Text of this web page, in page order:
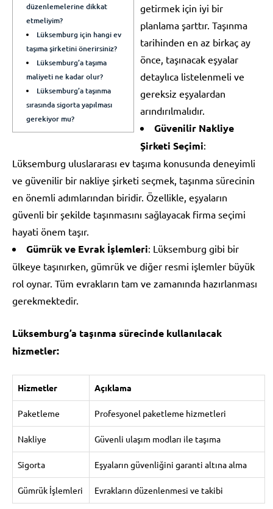
düzenlemelerine dikkat
etmeliyim?
Lüksemburg için hangi ev
taşıma şirketini önerirsiniz?
Lüksemburg’a taşıma
maliyeti ne kadar olur?
Lüksemburg’a taşınma
sırasında sigorta yapılması
gerekiyor mu?
getirmek için iyi bir
planlama şarttır. Taşınma
tarihinden en az birkaç ay
önce, taşınacak eşyalar
detaylıca listelenmeli ve
gereksiz eşyalardan
arındırılmalıdır.
Güvenilir Nakliye
Şirketi Seçimi:
Lüksemburg uluslararası ev taşıma konusunda deneyimli
ve güvenilir bir nakliye şirketi seçmek, taşınma sürecinin
en önemli adımlarından biridir. Özellikle, eşyaların
güvenli bir şekilde taşınmasını sağlayacak firma seçimi
hayati önem taşır.
Gümrük ve Evrak İşlemleri: Lüksemburg gibi bir
ülkeye taşınırken, gümrük ve diğer resmi işlemler büyük
rol oynar. Tüm evrakların tam ve zamanında hazırlanması
gerekmektedir.
Lüksemburg’a taşınma sürecinde kullanılacak
hizmetler:
Hizmetler Açıklama
Paketleme Profesyonel paketleme hizmetleri
Nakliye Güvenli ulaşım modları ile taşıma
Sigorta Eşyaların güvenliğini garanti altına alma
Gümrük İşlemleri Evrakların düzenlenmesi ve takibi